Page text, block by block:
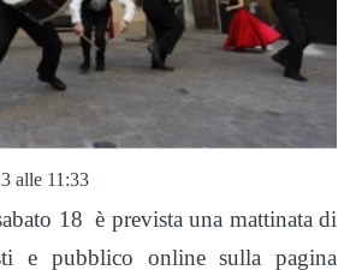
alle 11:33
18 è prevista una mattinata di
e pubblico online sulla pagina